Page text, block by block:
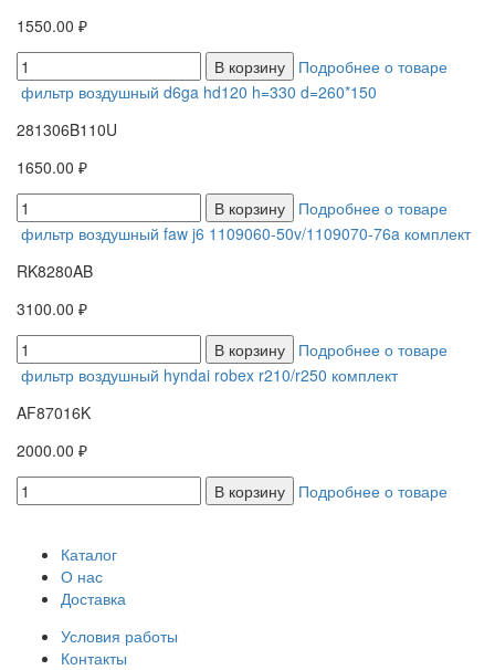
1550.00 ₽
В корзину
Подробнее о товаре
фильтр воздушный d6ga hd120 h=330 d=260*150
281306B110U
1650.00 ₽
В корзину
Подробнее о товаре
фильтр воздушный faw j6 1109060-50v/1109070-76a комплект
RK8280AB
3100.00 ₽
В корзину
Подробнее о товаре
фильтр воздушный hyndai robex r210/r250 комплект
AF87016K
2000.00 ₽
В корзину
Подробнее о товаре
Каталог
О нас
Доставка
Условия работы
Контакты